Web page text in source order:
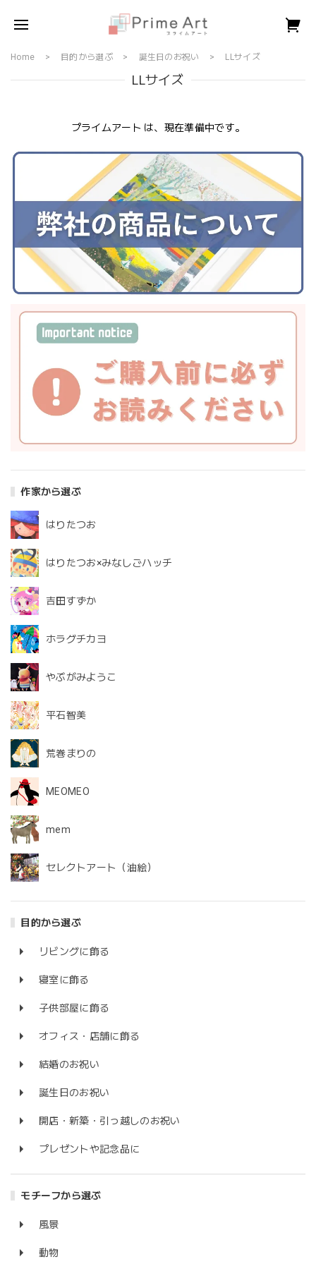
作家から選ぶ
はりたつお
はりたつお×みなしごハッチ
吉田すずか
ホラグチカヨ
やぶがみようこ
平石智美
荒巻まりの
MEOMEO
mem
セレクトアート（油絵）
目的から選ぶ
リビングに飾る
寝室に飾る
子供部屋に飾る
オフィス・店舗に飾る
結婚のお祝い
誕生日のお祝い
開店・新築・引っ越しのお祝い
プレゼントや記念品に
モチーフから選ぶ
風景
動物
Home 目的から選ぶ 誕生日のお祝い LLサイズ
LLサイズ
プライムアート は、現在準備中です。